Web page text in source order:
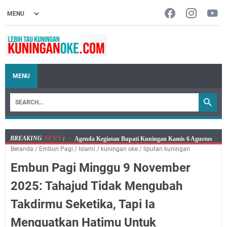
MENU
BREAKING NEWS :
Kamis 6 Agustus 2026 Mobil Samling Ada di Alun-alun
Luragung, Ini Persyaratan dan Besaran Biayanya
Layanan Mobil Samsat Keliling Kuningan Kamis 6
Embun Pagi Kamis 6 Agustus 2026: Tidak Semua
Keterlambatan Berarti Kegagalan
Beranda / ‌Embun Pagi / Islami / kuningan oke / liputan kuningan
Embun Pagi Minggu 9 November
2025: Tahajud Tidak Mengubah
Takdirmu Seketika, Tapi Ia
Menguatkan Hatimu Untuk